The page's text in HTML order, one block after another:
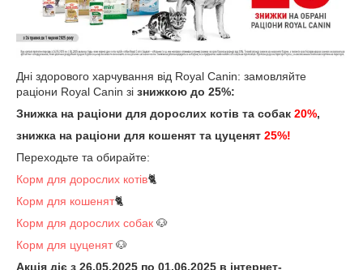
Дні здорового харчування від Royal Canin: замовляйте
раціони Royal Canin зі знижкою до 25%:
Знижка на раціони для дорослих котів та собак 20%,
знижка на раціони для кошенят та цуценят 25%!
Переходьте та обирайте:
Корм для дорослих котів🐈
Корм для кошенят🐈
Корм для дорослих собак 🐶
Корм для цуценят🐶
Акція діє з 26.05.2025 по 01.06.2025 в інтернет-